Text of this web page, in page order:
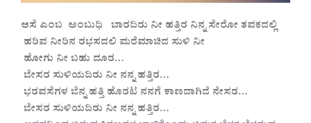
ಆಸೆ ಎಂಬ ಅಂಬುಧಿ ಬಾರದಿರು ನೀ ಹತ್ತಿರ ನಿನ್ನ ಸೇರೋ ತವಕದಲ್ಲಿ
ಹರಿವ ನೀರಿನ ರಭಸದಲಿ ಮರೆಮಾಚಿದ ಸುಳಿ ನೀ
ಹೋಗು ನೀ ಬಹು ದೂರ…
ಬೇಸರ ಸುಳಿಯದಿರು ನೀ ನನ್ನ ಹತ್ತಿರ…
ಭರವಸೆಗಳ ಬೆನ್ನ ಹತ್ತಿ ಹೊರಟ ನನಗೆ ಕಾಣದಾಗಿದೆ ನೇಸರ…
ಬೇಸರ ಸುಳಿಯದಿರು ನೀ ನನ್ನ ಹತ್ತಿರ…